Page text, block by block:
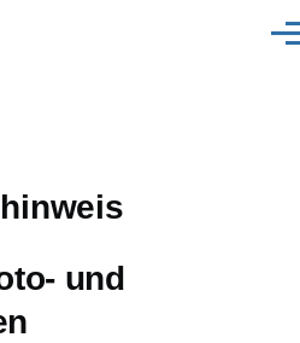
und